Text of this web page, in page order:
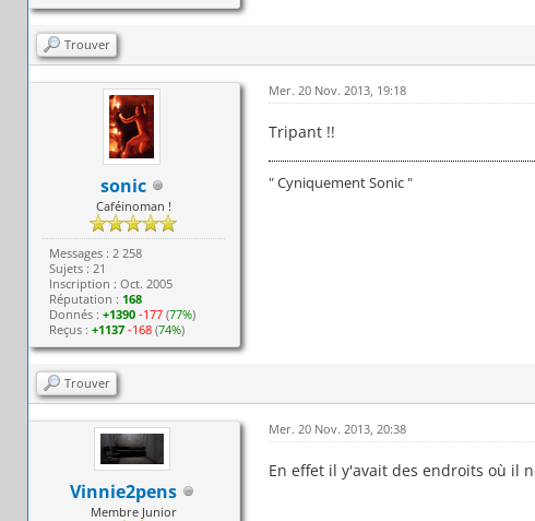
Trouver
sonic
Caféinoman !
Messages : 2 258
Sujets : 21
Inscription : Oct. 2005
Réputation : 168
Donnés : +1390 -177(77%)
Reçus : +1137 -168(74%)
Mer. 20 Nov. 2013, 19:18
Tripant !!
" Cyniquement Sonic "
Trouver
Vinnie2pens
Membre Junior
Mer. 20 Nov. 2013, 20:38
En effet il y'avait des endroits où il